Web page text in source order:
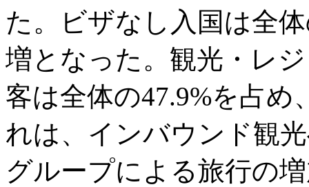
た。ビザなし入国は全
増となった。観光・レ
客は全体の47.9%を占め
れは、インバウンド観
グループによる旅行の